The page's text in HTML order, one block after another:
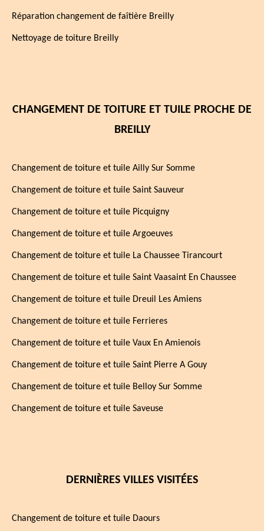
Réparation changement de faîtière Breilly
Nettoyage de toiture Breilly
CHANGEMENT DE TOITURE ET TUILE PROCHE DE
BREILLY
Changement de toiture et tuile Ailly Sur Somme
Changement de toiture et tuile Saint Sauveur
Changement de toiture et tuile Picquigny
Changement de toiture et tuile Argoeuves
Changement de toiture et tuile La Chaussee Tirancourt
Changement de toiture et tuile Saint Vaasaint En Chaussee
Changement de toiture et tuile Dreuil Les Amiens
Changement de toiture et tuile Ferrieres
Changement de toiture et tuile Vaux En Amienois
Changement de toiture et tuile Saint Pierre A Gouy
Changement de toiture et tuile Belloy Sur Somme
Changement de toiture et tuile Saveuse
DERNIÈRES VILLES VISITÉES
Changement de toiture et tuile Daours